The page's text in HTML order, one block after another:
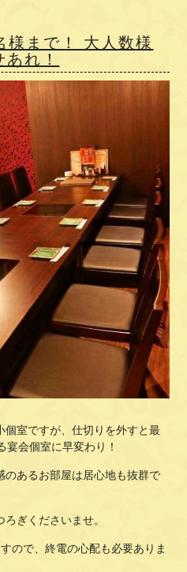
様まで！ 大人数様
れ！
個室ですが、仕切りを外すと最
宴会個室に早変わり！
のあるお部屋は居心地も抜群で
ぎくださいませ。
ので、終電の心配も必要ありま